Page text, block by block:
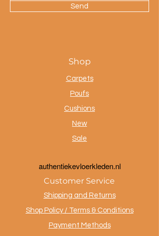
Send
Shop
Carpets
Poufs
Cushions
New
Sale
authentiekevloerkleden.nl
Customer Service
Shipping and Returns
Shop Policy / Terms & Conditions
Payment Methods